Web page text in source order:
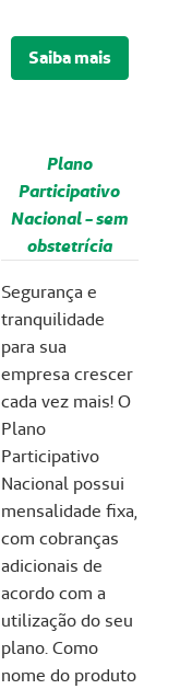
Saiba mais
Plano
Participativo
Nacional - sem
obstetrícia
Segurança e
tranquilidade
para sua
empresa crescer
cada vez mais! O
Plano
Participativo
Nacional possui
mensalidade fixa,
com cobranças
adicionais de
acordo com a
utilização do seu
plano. Como
nome do produto